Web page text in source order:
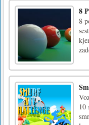
8
8
10